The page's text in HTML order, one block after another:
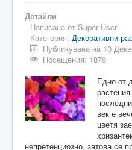
Детайли
Написана от Super User
Категория: Декоративни
Публикувана на 10
Посещения: 1876
Едно от
век е
цветя
непретенциозно, затова се